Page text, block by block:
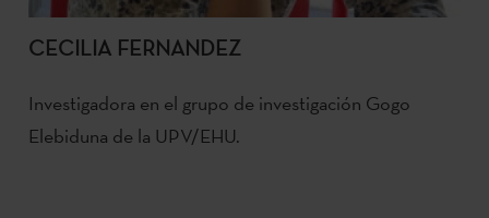
CECILIA FERNANDEZ
Investigadora en el grupo de investigación Gogo
Elebiduna de la UPV/EHU.